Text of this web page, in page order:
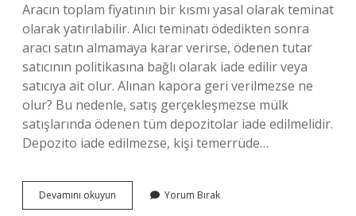
Aracın toplam fiyatının bir kısmı yasal olarak teminat
olarak yatırılabilir. Alıcı teminatı ödedikten sonra
aracı satın almamaya karar verirse, ödenen tutar
satıcının politikasına bağlı olarak iade edilir veya
satıcıya ait olur. Alınan kapora geri verilmezse ne
olur? Bu nedenle, satış gerçekleşmezse mülk
satışlarında ödenen tüm depozitolar iade edilmelidir.
Depozito iade edilmezse, kişi temerrüde…
Devamını okuyun
Dinen
Yorum Bırak